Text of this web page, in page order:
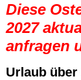
Diese
2027
anfragen
Urlaub über